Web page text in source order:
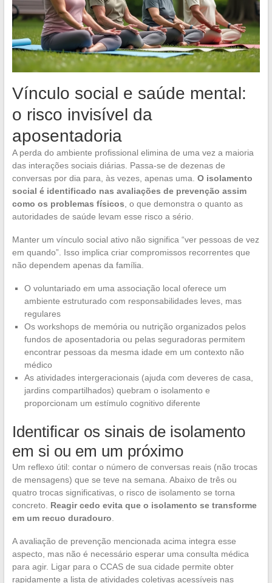
Vínculo social e saúde mental:
o risco invisível da
aposentadoria
A perda do ambiente profissional elimina de uma vez a maioria
das interações sociais diárias. Passa-se de dezenas de
conversas por dia para, às vezes, apenas uma. O isolamento
social é identificado nas avaliações de prevenção assim
como os problemas físicos, o que demonstra o quanto as
autoridades de saúde levam esse risco a sério.
Manter um vínculo social ativo não significa “ver pessoas de vez
em quando”. Isso implica criar compromissos recorrentes que
não dependem apenas da família.
O voluntariado em uma associação local oferece um
ambiente estruturado com responsabilidades leves, mas
regulares
Os workshops de memória ou nutrição organizados pelos
fundos de aposentadoria ou pelas seguradoras permitem
encontrar pessoas da mesma idade em um contexto não
médico
As atividades intergeracionais (ajuda com deveres de casa,
jardins compartilhados) quebram o isolamento e
proporcionam um estímulo cognitivo diferente
Identificar os sinais de isolamento
em si ou em um próximo
Um reflexo útil: contar o número de conversas reais (não trocas
de mensagens) que se teve na semana. Abaixo de três ou
quatro trocas significativas, o risco de isolamento se torna
concreto. Reagir cedo evita que o isolamento se transforme
em um recuo duradouro.
A avaliação de prevenção mencionada acima integra esse
aspecto, mas não é necessário esperar uma consulta médica
para agir. Ligar para o CCAS de sua cidade permite obter
rapidamente a lista de atividades coletivas acessíveis nas